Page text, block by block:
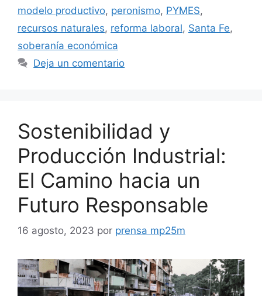
modelo productivo, peronismo, PYMES,
recursos naturales, reforma laboral, Santa Fe,
soberanía económica
Deja un comentario
Sostenibilidad y
Producción Industrial:
El Camino hacia un
Futuro Responsable
16 agosto, 2023 por prensa mp25m